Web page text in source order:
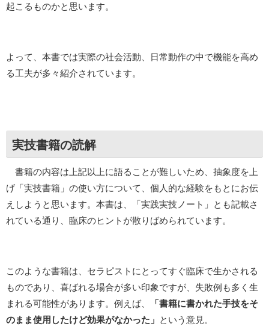
起こるものかと思います。
よって、本書では実際の社会活動、日常動作の中で機能を高め
る工夫が多々紹介されています。
実技書籍の読解
書籍の内容は上記以上に語ることが難しいため、抽象度を上
げ「実技書籍」の使い方について、個人的な経験をもとにお伝
えしようと思います。本書は、「実践実技ノート」とも記載さ
れている通り、臨床のヒントが散りばめられています。
このような書籍は、セラピストにとってすぐ臨床で生かされる
ものであり、喜ばれる場合が多い印象ですが、失敗例も多く生
まれる可能性があります。例えば、
「書籍に書かれた手技をそ
のまま使用したけど効果がなかった」 という意見。